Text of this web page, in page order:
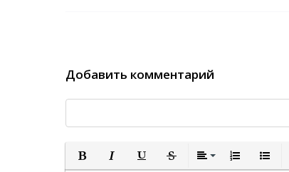
Добавить комментарий